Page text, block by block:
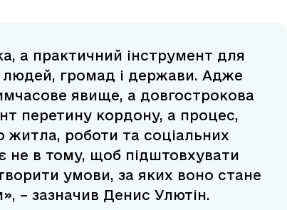
а практичний інструмент для
громад і держави. Адже
явище, а довгострокова
перетину кордону, а процес,
житла, роботи та соціальних
не в тому, щоб підштовхувати
умови, за яких воно стане
– зазначив Денис Улютін.